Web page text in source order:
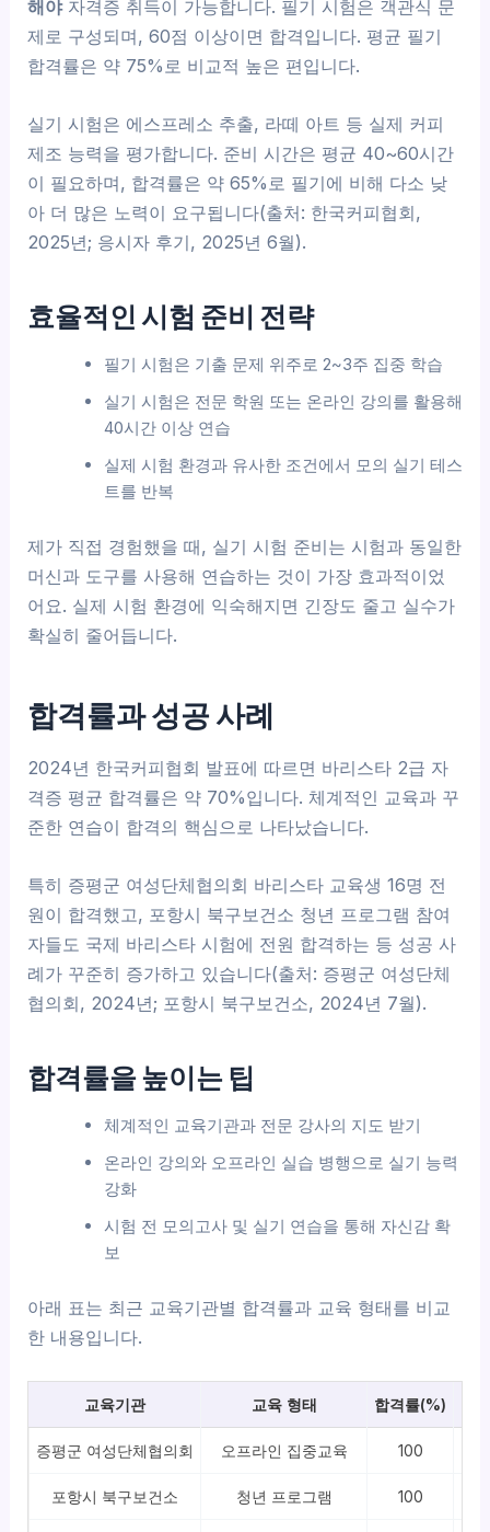
해야자격증 취득이 가능합니다. 필기 시험은 객관식 문
제로 구성되며, 60점 이상이면 합격입니다. 평균 필기
합격률은 약 75%로 비교적 높은 편입니다.
실기 시험은 에스프레소 추출, 라떼 아트 등 실제 커피
제조 능력을 평가합니다. 준비 시간은 평균 40~60시간
이 필요하며, 합격률은 약 65%로 필기에 비해 다소 낮
아 더 많은 노력이 요구됩니다(출처: 한국커피협회,
2025년; 응시자 후기, 2025년 6월).
효율적인 시험 준비 전략
필기 시험은 기출 문제 위주로 2~3주 집중 학습
실기 시험은 전문 학원 또는 온라인 강의를 활용해
40시간 이상 연습
실제 시험 환경과 유사한 조건에서 모의 실기 테스
트를 반복
제가 직접 경험했을 때, 실기 시험 준비는 시험과 동일한
머신과 도구를 사용해 연습하는 것이 가장 효과적이었
어요. 실제 시험 환경에 익숙해지면 긴장도 줄고 실수가
확실히 줄어듭니다.
합격률과 성공 사례
2024년 한국커피협회 발표에 따르면 바리스타 2급 자
격증 평균 합격률은 약 70%입니다. 체계적인 교육과 꾸
준한 연습이 합격의 핵심으로 나타났습니다.
특히 증평군 여성단체협의회 바리스타 교육생 16명 전
원이 합격했고, 포항시 북구보건소 청년 프로그램 참여
자들도 국제 바리스타 시험에 전원 합격하는 등 성공 사
례가 꾸준히 증가하고 있습니다(출처: 증평군 여성단체
협의회, 2024년; 포항시 북구보건소, 2024년 7월).
합격률을 높이는 팁
체계적인 교육기관과 전문 강사의 지도 받기
온라인 강의와 오프라인 실습 병행으로 실기 능력
강화
시험 전 모의고사 및 실기 연습을 통해 자신감 확
보
아래 표는 최근 교육기관별 합격률과 교육 형태를 비교
한 내용입니다.
교육기관 교육 형태 합격률(%)
증평군 여성단체협의회 오프라인 집중교육 100
포항시 북구보건소 청년 프로그램 100